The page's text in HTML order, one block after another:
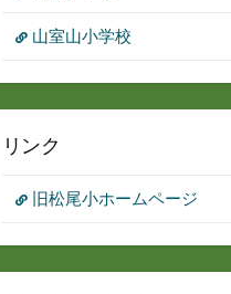
山室山小学校
リンク
旧松尾小ホームページ